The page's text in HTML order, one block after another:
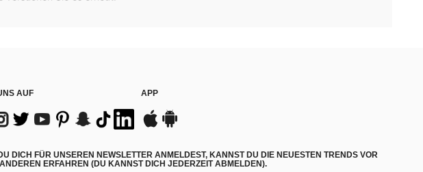
AUF APP
DICH FÜR UNSEREN NEWSLETTER ANMELDEST, KANNST DU DIE NEUESTEN TRENDS VOR
ERFAHREN (DU KANNST DICH JEDERZEIT ABMELDEN).